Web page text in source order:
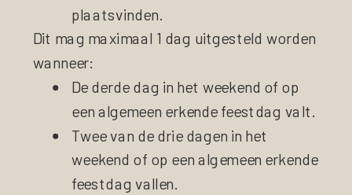
plaatsvinden.
Dit mag maximaal 1 dag uitgesteld worden
wanneer:
De derde dag in het weekend of op
een algemeen erkende feestdag valt.
Twee van de drie dagen in het
weekend of op een algemeen erkende
feestdag vallen.